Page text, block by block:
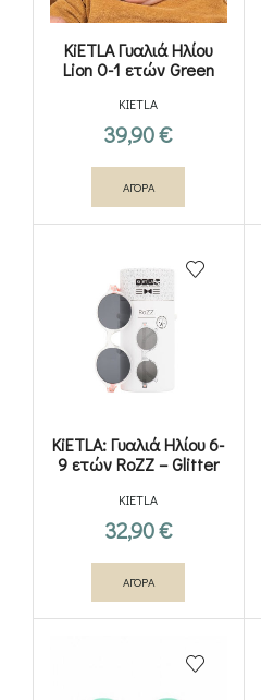
KiETLA Γυαλιά Ηλίου
Lion 0-1 ετών Green
KIETLA
39,90€
ΑΓΟΡΑ
KiETLA: Γυαλιά Ηλίου 6-
9 ετών RoZZ – Glitter
KIETLA
32,90€
ΑΓΟΡΑ